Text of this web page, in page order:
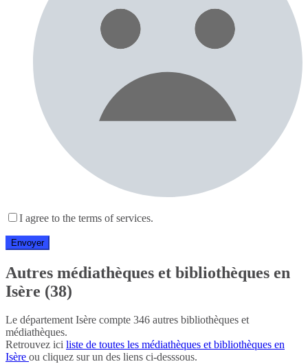
I agree to the terms of services.
Autres médiathèques et bibliothèques en
Isère (38)
Le département Isère compte 346 autres bibliothèques et
médiathèques.
Retrouvez ici liste de toutes les médiathèques et bibliothèques en
Isère ou cliquez sur un des liens ci-desssous.